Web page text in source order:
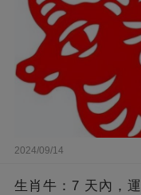
2024/09/14
生肖牛：7 天內，